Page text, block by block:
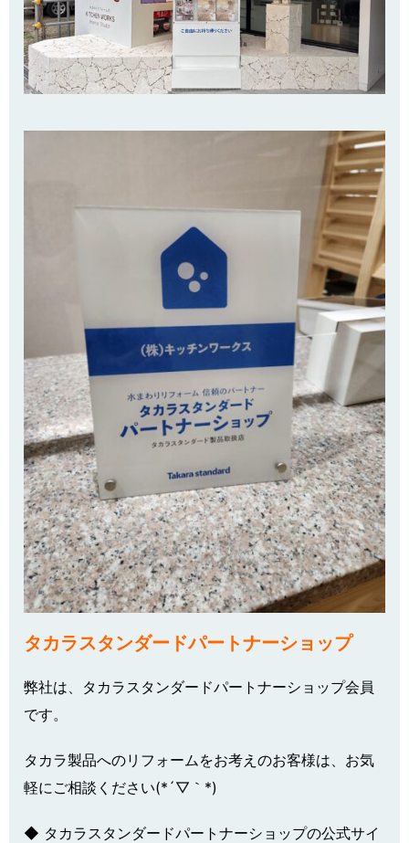
タカラスタンダードパートナーショップ
弊社は、タカラスタンダードパートナーショップ会員
です。
タカラ製品へのリフォームをお考えのお客様は、お気
軽にご相談ください(*´▽｀*)
◆ タカラスタンダードパートナーショップの公式サイ